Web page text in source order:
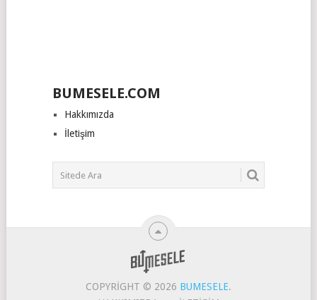
BUMESELE.COM
Hakkımızda
İletişim
COPYRIGHT © 2026 BUMESELE.